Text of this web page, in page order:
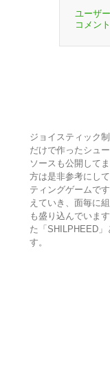
ユーザ
コメント
ジョイスティック
だけで作ったシュ
ソースも公開して
方は是非参考にし
ティングゲームで
えていき、面毎に
も盛り込んでいま
た「SHILPHEED
す。